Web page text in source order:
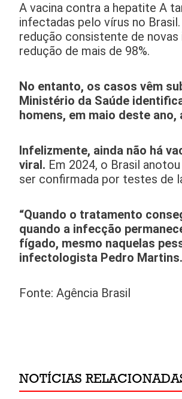
A vacina contra a hepatite A
infectadas pelo vírus no
redução consistente de
redução de mais de 98%.
No entanto, os casos vêm
Ministério da Saúde
homens, em maio deste
Infelizmente, ainda não há
viral. Em 2024, o Brasil
ser confirmada por testes de
“Quando o tratamento
quando a infecção
fígado, mesmo naquelas
infectologista Pedro Martins.
Fonte: Agência Brasil
NOTÍCIAS